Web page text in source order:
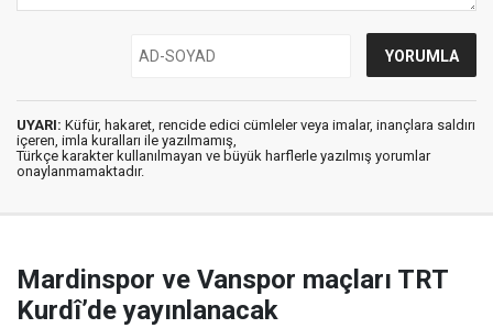
UYARI: Küfür, hakaret, rencide edici cümleler veya imalar, inançlara saldırı
içeren, imla kuralları ile yazılmamış,
Türkçe karakter kullanılmayan ve büyük harflerle yazılmış yorumlar
onaylanmamaktadır.
Mardinspor ve Vanspor maçları TRT
Kurdî’de yayınlanacak